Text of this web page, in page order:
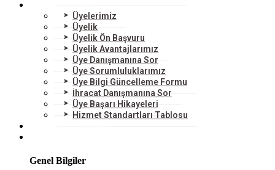
Üyelerimiz
Üyelik
Üyelik Ön Başvuru
Üyelik Avantajlarımız
Üye Danışmanına Sor
Üye Sorumluluklarımız
Üye Bilgi Güncelleme Formu
İhracat Danışmanına Sor
Üye Başarı Hikayeleri
Hizmet Standartları Tablosu
Genel Bilgiler